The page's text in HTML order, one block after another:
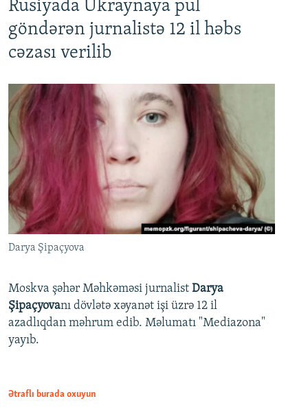
Rusiyada Ukraynaya pul
göndərən jurnalistə 12 il həbs
cəzası verilib
Darya Şipaçyova
Moskva şəhər Məhkəməsi jurnalist Darya
Şipaçyovanı dövlətə xəyanət işi üzrə 12 il
azadlıqdan məhrum edib. Məlumatı "Mediazona"
yayıb.
Ətraflı burada oxuyun